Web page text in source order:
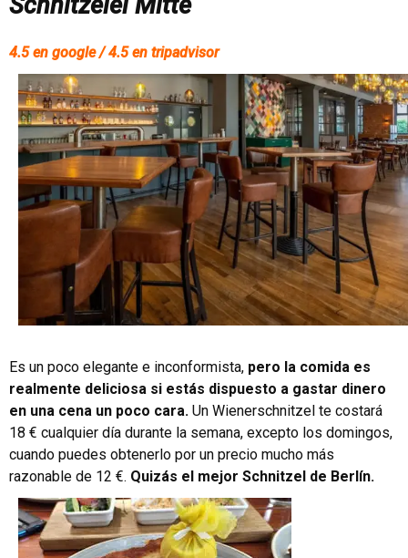
4.5 en google / 4.5 en tripadvisor
Es un poco elegante e inconformista, pero la comida es
realmente deliciosa si estás dispuesto a gastar dinero
en una cena un poco cara. Un Wienerschnitzel te costará
18 € cualquier día durante la semana, excepto los domingos,
cuando puedes obtenerlo por un precio mucho más
razonable de 12 €. Quizás el mejor Schnitzel de Berlín.